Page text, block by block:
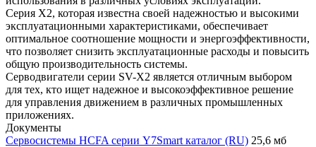
Серия X2, которая известна своей надежностью и высокими
эксплуатационными характеристиками, обеспечивает
оптимальное соотношение мощности и энергоэффективности,
что позволяет снизить эксплуатационные расходы и повысить
общую производительность системы.
Серводвигатели серии SV-X2 является отличным выбором
для тех, кто ищет надежное и высокоэффективное решение
для управления движением в различных промышленных
приложениях.
Документы
Сервосистемы HCFA серии Y7Smart каталог (RU) 25,6 мб